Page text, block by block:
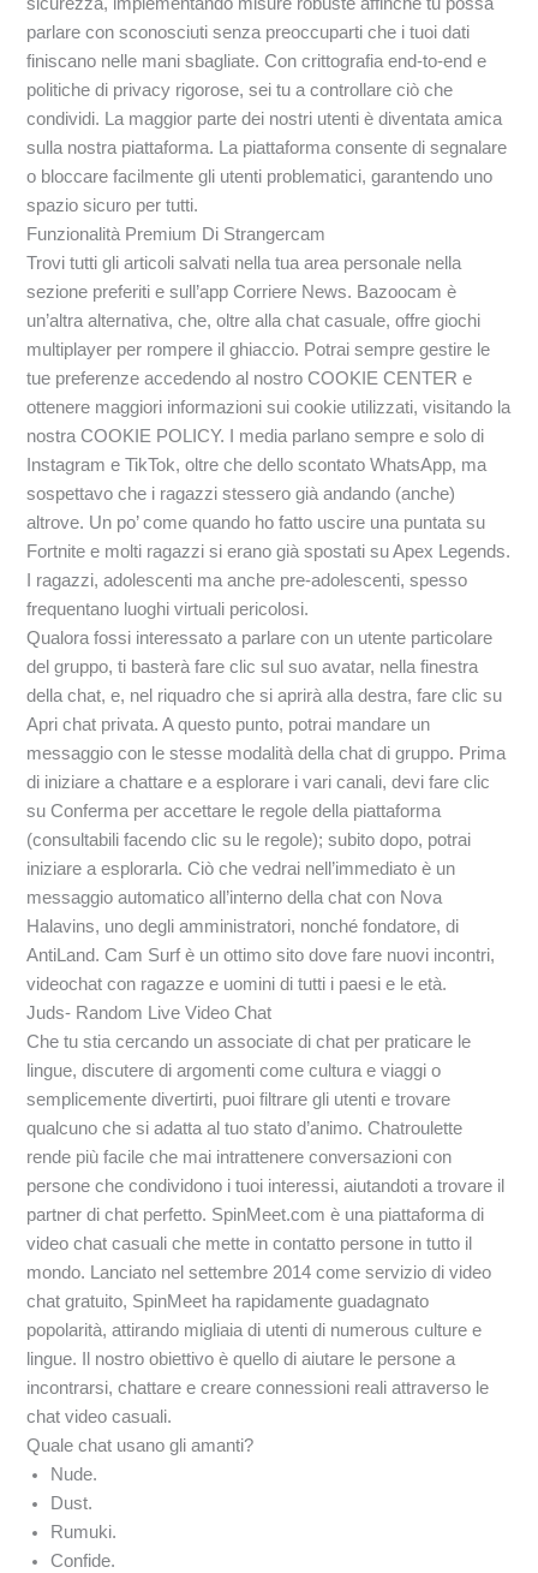
parlare con sconosciuti senza preoccuparti che i tuoi dati
finiscano nelle mani sbagliate. Con crittografia end-to-end e
politiche di privacy rigorose, sei tu a controllare ciò che
condividi. La maggior parte dei nostri utenti è diventata amica
sulla nostra piattaforma. La piattaforma consente di segnalare
o bloccare facilmente gli utenti problematici, garantendo uno
spazio sicuro per tutti.
Funzionalità Premium Di Strangercam
Trovi tutti gli articoli salvati nella tua area personale nella
sezione preferiti e sull’app Corriere News. Bazoocam è
un’altra alternativa, che, oltre alla chat casuale, offre giochi
multiplayer per rompere il ghiaccio. Potrai sempre gestire le
tue preferenze accedendo al nostro COOKIE CENTER e
ottenere maggiori informazioni sui cookie utilizzati, visitando la
nostra COOKIE POLICY. I media parlano sempre e solo di
Instagram e TikTok, oltre che dello scontato WhatsApp, ma
sospettavo che i ragazzi stessero già andando (anche)
altrove. Un po’ come quando ho fatto uscire una puntata su
Fortnite e molti ragazzi si erano già spostati su Apex Legends.
I ragazzi, adolescenti ma anche pre-adolescenti, spesso
frequentano luoghi virtuali pericolosi.
Qualora fossi interessato a parlare con un utente particolare
del gruppo, ti basterà fare clic sul suo avatar, nella finestra
della chat, e, nel riquadro che si aprirà alla destra, fare clic su
Apri chat privata. A questo punto, potrai mandare un
messaggio con le stesse modalità della chat di gruppo. Prima
di iniziare a chattare e a esplorare i vari canali, devi fare clic
su Conferma per accettare le regole della piattaforma
(consultabili facendo clic su le regole); subito dopo, potrai
iniziare a esplorarla. Ciò che vedrai nell’immediato è un
messaggio automatico all’interno della chat con Nova
Halavins, uno degli amministratori, nonché fondatore, di
AntiLand. Cam Surf è un ottimo sito dove fare nuovi incontri,
videochat con ragazze e uomini di tutti i paesi e le età.
Juds- Random Live Video Chat
Che tu stia cercando un associate di chat per praticare le
lingue, discutere di argomenti come cultura e viaggi o
semplicemente divertirti, puoi filtrare gli utenti e trovare
qualcuno che si adatta al tuo stato d’animo. Chatroulette
rende più facile che mai intrattenere conversazioni con
persone che condividono i tuoi interessi, aiutandoti a trovare il
partner di chat perfetto. SpinMeet.com è una piattaforma di
video chat casuali che mette in contatto persone in tutto il
mondo. Lanciato nel settembre 2014 come servizio di video
chat gratuito, SpinMeet ha rapidamente guadagnato
popolarità, attirando migliaia di utenti di numerous culture e
lingue. Il nostro obiettivo è quello di aiutare le persone a
incontrarsi, chattare e creare connessioni reali attraverso le
chat video casuali.
Quale chat usano gli amanti?
Nude.
Dust.
Rumuki.
Confide.